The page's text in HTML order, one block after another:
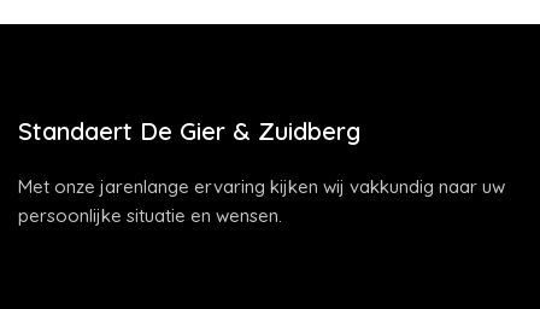
Standaert De Gier & Zuidberg
Met onze jarenlange ervaring kijken wij vakkundig naar uw
persoonlijke situatie en wensen.